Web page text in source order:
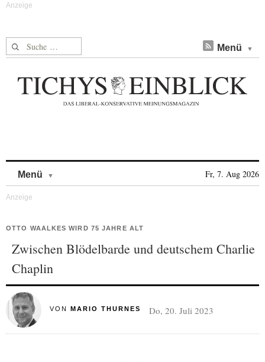
Suche nach: Menü
Menü Fr, 7. Aug 2026
OTTO WAALKES WIRD 75 JAHRE ALT
Zwischen Blödelbarde und deutschem Charlie
Chaplin
VON MARIO THURNES Do, 20. Juli 2023